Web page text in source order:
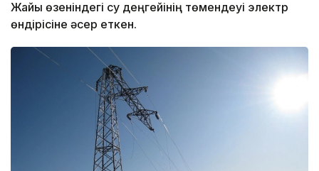
Жайық өзеніндегі су деңгейінің төмендеуі электр
өндірісіне әсер еткен.